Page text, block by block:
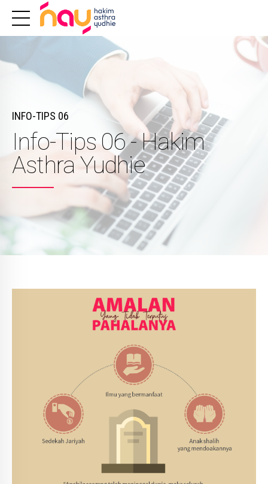
INFO-TIPS 06
Info-Tips 06 - Hakim
Asthra Yudhie